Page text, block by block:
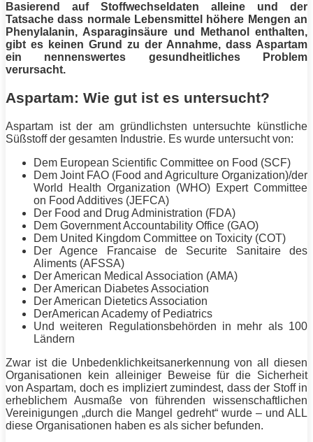
Basierend auf Stoffwechseldaten alleine und der
Tatsache dass normale Lebensmittel höhere Mengen an
Phenylalanin, Asparaginsäure und Methanol enthalten,
gibt es keinen Grund zu der Annahme, dass Aspartam
ein nennenswertes gesundheitliches Problem
verursacht.
Aspartam: Wie gut ist es untersucht?
Aspartam ist der am gründlichsten untersuchte künstliche
Süßstoff der gesamten Industrie. Es wurde untersucht von:
Dem European Scientific Committee on Food (SCF)
Dem Joint FAO (Food and Agriculture Organization)/der
World Health Organization (WHO) Expert Committee
on Food Additives (JEFCA)
Der Food and Drug Administration (FDA)
Dem Government Accountability Office (GAO)
Dem United Kingdom Committee on Toxicity (COT)
Der Agence Francaise de Securite Sanitaire des
Aliments (AFSSA)
Der American Medical Association (AMA)
Der American Diabetes Association
Der American Dietetics Association
DerAmerican Academy of Pediatrics
Und weiteren Regulationsbehörden in mehr als 100
Ländern
Zwar ist die Unbedenklichkeitsanerkennung von all diesen
Organisationen kein alleiniger Beweise für die Sicherheit
von Aspartam, doch es impliziert zumindest, dass der Stoff in
erheblichem Ausmaße von führenden wissenschaftlichen
Vereinigungen „durch die Mangel gedreht“ wurde – und ALL
diese Organisationen haben es als sicher befunden.